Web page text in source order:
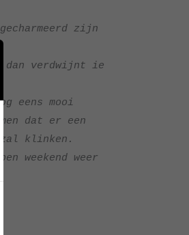
zijn
dan verdwijnt ie
eens mooi
dat er een
zal klinken.
weekend weer